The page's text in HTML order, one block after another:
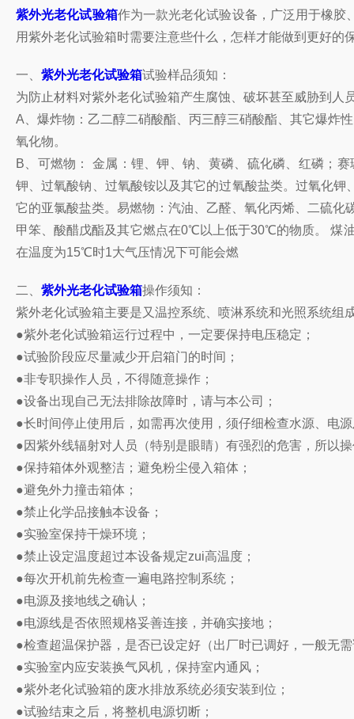
紫外光老化试验箱作为一款光老化试验设备，广泛用于橡
用紫外老化试验箱时需要注意些什么，怎样才能做到更好的
一、 紫外光老化试验箱试验样品须知：
为防止材料对紫外老化试验箱产生腐蚀、破坏甚至威胁到
A、爆炸物：乙二醇二硝酸酯、丙三醇三硝酸酯、其它爆炸
氧化物。
B、可燃物： 金属：锂、钾、钠、黄磷、硫化磷、红磷；
钾、过氧酸钠、过氧酸铵以及其它的过氧酸盐类。过氧化
它的亚氯酸盐类。易燃物：汽油、乙醛、氧化丙烯、二硫
甲笨、酸醋戊酯及其它燃点在0℃以上低于30℃的物质。 煤
在温度为15℃时1大气压情况下可能会燃
二、 紫外光老化试验箱操作须知：
紫外老化试验箱主要是又温控系统、喷淋系统和光照系统
●紫外老化试验箱运行过程中，一定要保持电压稳定；
●试验阶段应尽量减少开启箱门的时间；
●非专职操作人员，不得随意操作；
●设备出现自己无法排除故障时，请与本公司；
●长时间停止使用后，如需再次使用，须仔细检查水源、电
●因紫外线辐射对人员（特别是眼睛）有强烈的危害，所以
●保持箱体外观整洁；避免粉尘侵入箱体；
●避免外力撞击箱体；
●禁止化学品接触本设备；
●实验室保持干燥环境；
●禁止设定温度超过本设备规定zui高温度；
●每次开机前先检查一遍电路控制系统；
●电源及接地线之确认；
●电源线是否依照规格妥善连接，并确实接地；
●检查超温保护器，是否已设定好（出厂时已调好，一般无
●实验室内应安装换气风机，保持室内通风；
●紫外老化试验箱的废水排放系统必须安装到位；
●试验结束之后，将整机电源切断；